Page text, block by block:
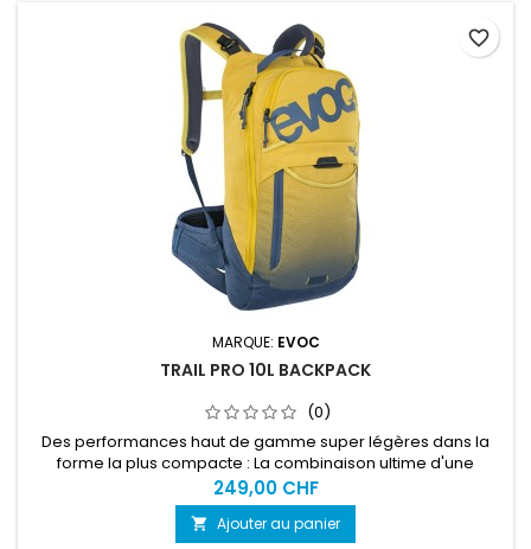
MARQUE: EVOC
TRAIL PRO 10L BACKPACK
(0)
Des performances haut de gamme super légères dans la
forme la plus compacte : La combinaison ultime d'une
protection maximale (niveau 2) et d'un soutien dorsal
optimal en fait le sac à dos protecteur parfait pour les
courses ou les randonnées ambitieuses.
249,00 CHF
 Ajouter au panier
favorite_border